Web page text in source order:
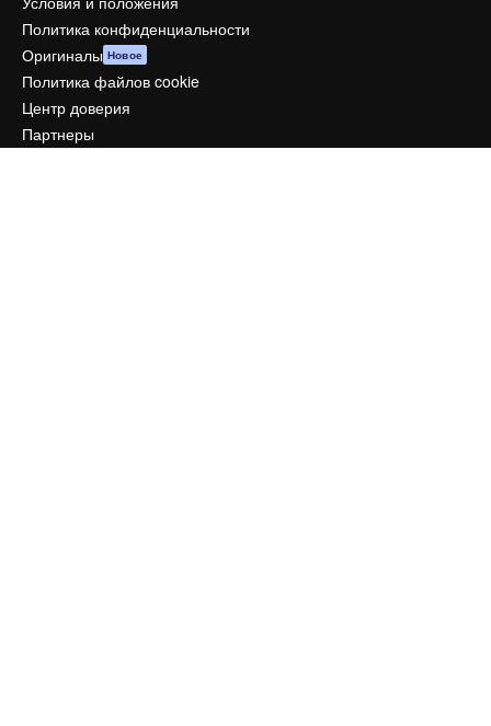
Политика конфиденциальности
Оригиналы Новое
Политика файлов cookie
Центр доверия
Партнеры